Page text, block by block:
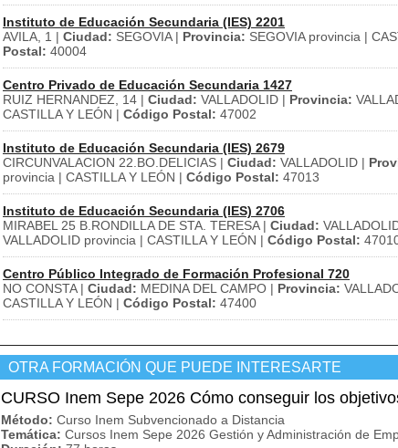
Instituto de Educación Secundaria (IES) 2201
AVILA, 1 | Ciudad: SEGOVIA | Provincia: SEGOVIA provincia |
Postal: 40004
Centro Privado de Educación Secundaria 1427
RUIZ HERNANDEZ, 14 | Ciudad: VALLADOLID | Provincia:
CASTILLA Y LEÓN | Código Postal: 47002
Instituto de Educación Secundaria (IES) 2679
CIRCUNVALACION 22.BO.DELICIAS | Ciudad: VALLADOLID |
provincia | CASTILLA Y LEÓN | Código Postal: 47013
Instituto de Educación Secundaria (IES) 2706
MIRABEL 25 B.RONDILLA DE STA. TERESA | Ciudad:
VALLADOLID provincia | CASTILLA Y LEÓN | Código Postal:
Centro Público Integrado de Formación Profesional 720
NO CONSTA | Ciudad: MEDINA DEL CAMPO | Provincia:
CASTILLA Y LEÓN | Código Postal: 47400
OTRA FORMACIÓN QUE PUEDE INTERESARTE
CURSO Inem Sepe 2026 Cómo conseguir los
Método: Curso Inem Subvencionado a Distancia
Temática: Cursos Inem Sepe 2026 Gestión y Administración de